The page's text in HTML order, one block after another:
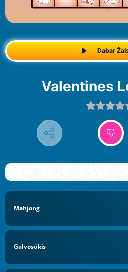
Dabar
Valentines
Mahjong
Galvosūkis